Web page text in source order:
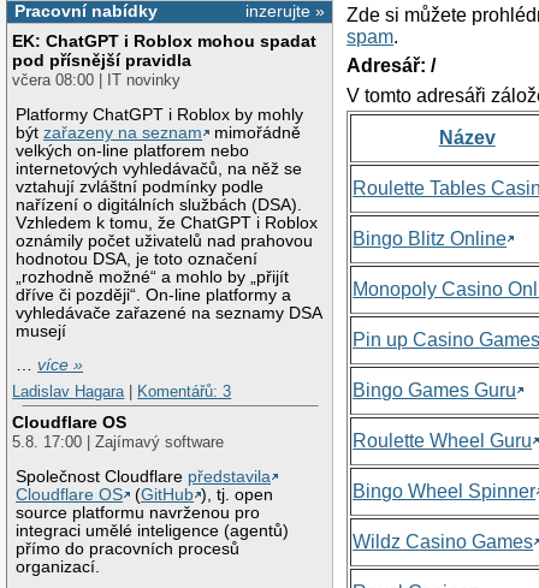
inzerujte »
Pracovní nabídky
EK: ChatGPT i Roblox mohou spadat
pod přísnější pravidla
včera 08:00 | IT novinky
Platformy ChatGPT i Roblox by mohly
býtzařazeny na seznam
mimořádně
velkých on-line platforem nebo
internetových vyhledávačů, na něž se
vztahují zvláštní podmínky podle
nařízení o digitálních službách (DSA).
Vzhledem k tomu, že ChatGPT i Roblox
oznámily počet uživatelů nad prahovou
hodnotou DSA, je toto označení
„rozhodně možné“ a mohlo by „přijít
dříve či později“. On-line platformy a
vyhledávače zařazené na seznamy DSA
musejí
…více »
Ladislav Hagara
Komentářů: 3
Cloudflare OS
5.8. 17:00 | Zajímavý software
Společnost Cloudflare představila
Cloudflare OS
(GitHub ), tj. open
source platformu navrženou pro
integraci umělé inteligence (agentů)
přímo do pracovních procesů
organizací.
Zde si můžete
spam.
Adresář: /
V tomto adresáři
Název
Roulette Tables
Bingo Blitz Online
Monopoly Casino
Pin up Casino
Bingo Games Guru
Roulette Wheel Guru
Bingo Wheel Spinner
Wildz Casino Games